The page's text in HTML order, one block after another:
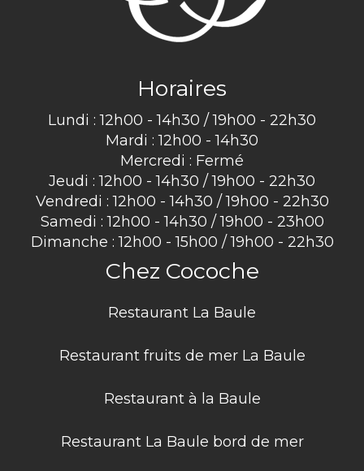
Horaires
Lundi : 12h00 - 14h30 / 19h00 - 22h30
Mardi : 12h00 - 14h30
Mercredi : Fermé
Jeudi : 12h00 - 14h30 / 19h00 - 22h30
Vendredi : 12h00 - 14h30 / 19h00 - 22h30
Samedi : 12h00 - 14h30 / 19h00 - 23h00
Dimanche : 12h00 - 15h00 / 19h00 - 22h30
Chez Cocoche
Restaurant La Baule
Restaurant fruits de mer La Baule
Restaurant à la Baule
Restaurant La Baule bord de mer